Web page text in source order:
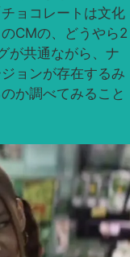
ョコレートは文化
CMの、どうやら2
が共通ながら、ナ
ョンが存在するみ
か調べてみること